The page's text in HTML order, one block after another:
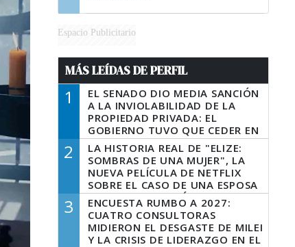
Espacio Publicitario
MÁS LEÍDAS DE PERFIL
1
EL SENADO DIO MEDIA SANCIÓN
A LA INVIOLABILIDAD DE LA
PROPIEDAD PRIVADA: EL
GOBIERNO TUVO QUE CEDER EN
LA LEY DEL MANEJO DEL FUEGO
2
LA HISTORIA REAL DE "ELIZE:
SOMBRAS DE UNA MUJER", LA
NUEVA PELÍCULA DE NETFLIX
SOBRE EL CASO DE UNA ESPOSA
QUE DESCUARTIZÓ A SU
MARIDO
3
ENCUESTA RUMBO A 2027:
CUATRO CONSULTORAS
MIDIERON EL DESGASTE DE MILEI
Y LA CRISIS DE LIDERAZGO EN EL